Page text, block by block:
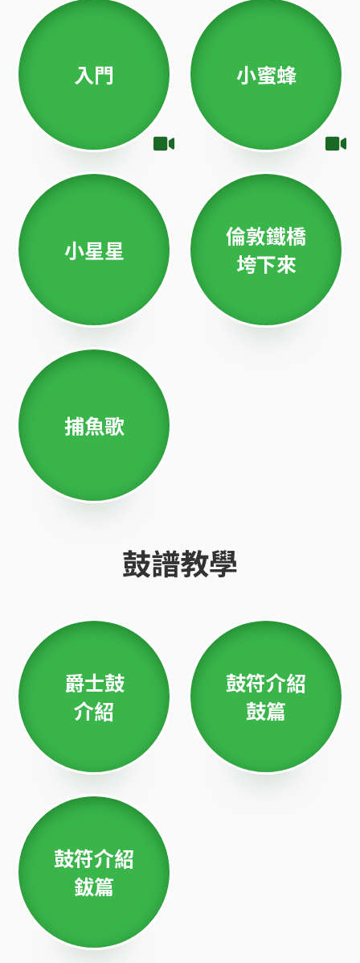
入門 小蜜蜂
小星星
倫敦鐵橋
垮下來
捕魚歌
鼓譜教學
爵士鼓
介紹
鼓符介紹
鼓篇
鼓符介紹
鈸篇